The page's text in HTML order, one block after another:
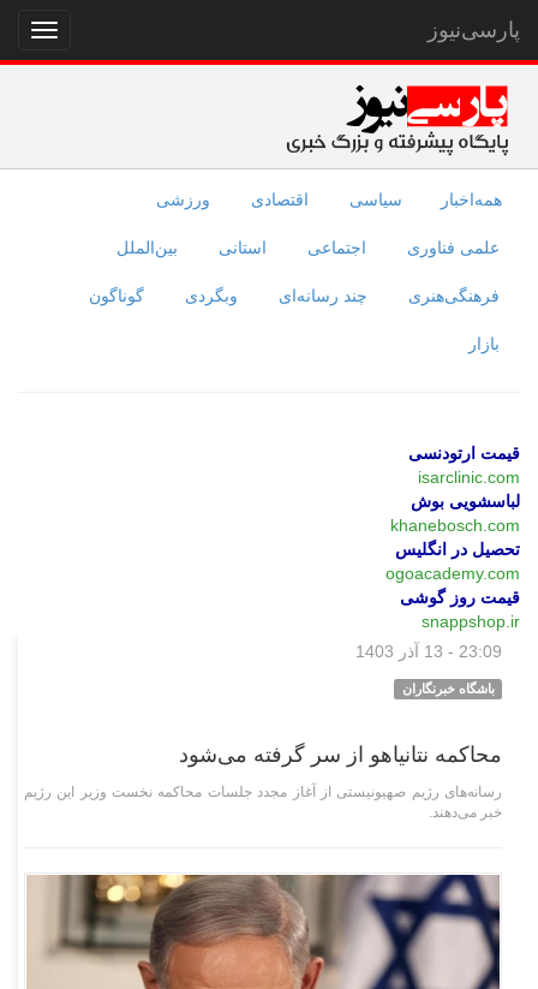
نمایش
منو
پارسی‌نیوز
همه‌اخبار سیاسی اقتصادی ورزشی
علمی فناوری اجتماعی استانی بین‌الملل
فرهنگی‌هنری چند رسانه‌ای وبگردی گوناگون
بازار
قیمت ارتودنسی
isarclinic.com
لباسشویی بوش
khanebosch.com
تحصیل در انگلیس
ogoacademy.com
قیمت روز گوشی
snappshop.ir
23:09 - 13 آذر 1403
باشگاه خبرنگاران
محاکمه نتانیاهو از سر گرفته می‌شود
رسانه‌های رژیم صهیونیستی از آغاز مجدد جلسات محاکمه نخست وزیر این رژیم
خبر می‌دهند.